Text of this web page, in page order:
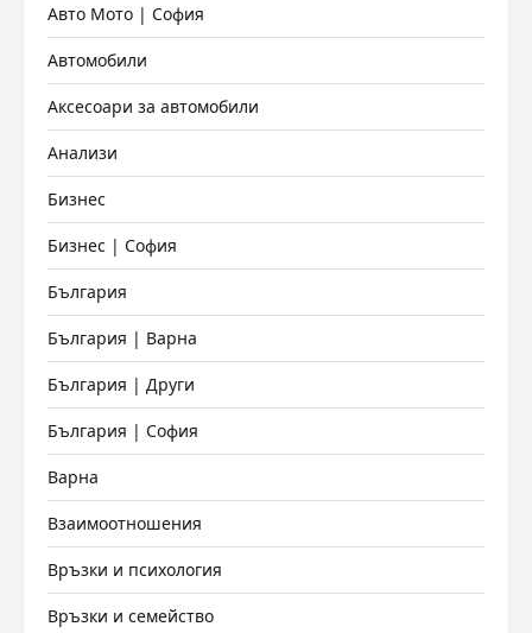
Авто Мото | София
Автомобили
Аксесоари за автомобили
Анализи
Бизнес
Бизнес | София
България
България | Варна
България | Други
България | София
Варна
Взаимоотношения
Връзки и психология
Връзки и семейство